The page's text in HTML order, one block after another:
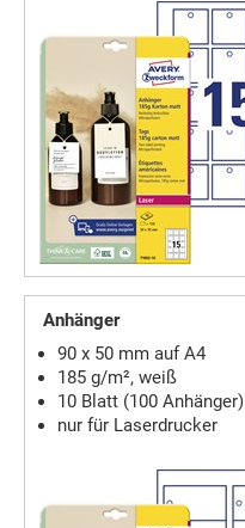
Anhänger
90 x 50 mm auf A4
185 g/m², weiß
10 Blatt (100 Anhänger)
nur für Laserdrucker